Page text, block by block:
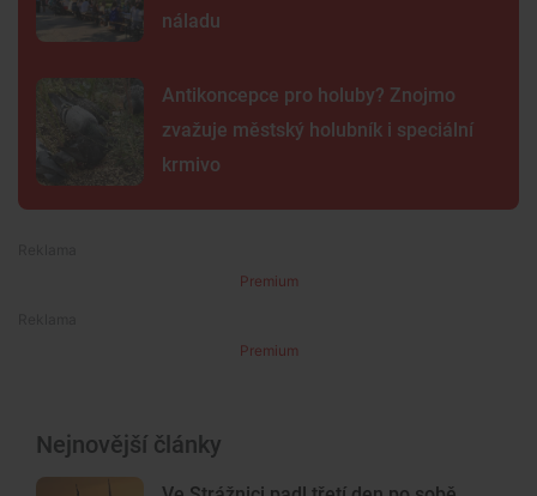
náladu
Antikoncepce pro holuby? Znojmo
zvažuje městský holubník i speciální
krmivo
Premium
Premium
Nejnovější články